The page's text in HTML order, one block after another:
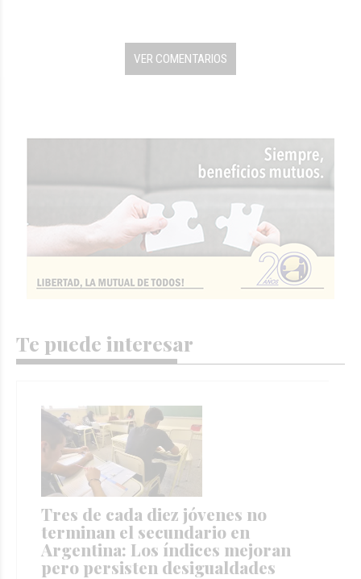
VER COMENTARIOS
Te puede interesar
Tres de cada diez jóvenes no
terminan el secundario en
Argentina: Los índices mejoran
pero persisten desigualdades